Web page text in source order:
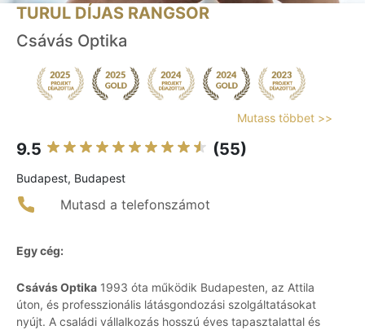
TURUL DÍJAS RANGSOR
Csávás Optika
Mutass többet >>
9.5 (55)
Budapest, Budapest
Mutasd a telefonszámot
Egy cég:
Csávás Optika 1993 óta működik Budapesten, az Attila
úton, és professzionális látásgondozási szolgáltatásokat
nyújt. A családi vállalkozás hosszú éves tapasztalattal és